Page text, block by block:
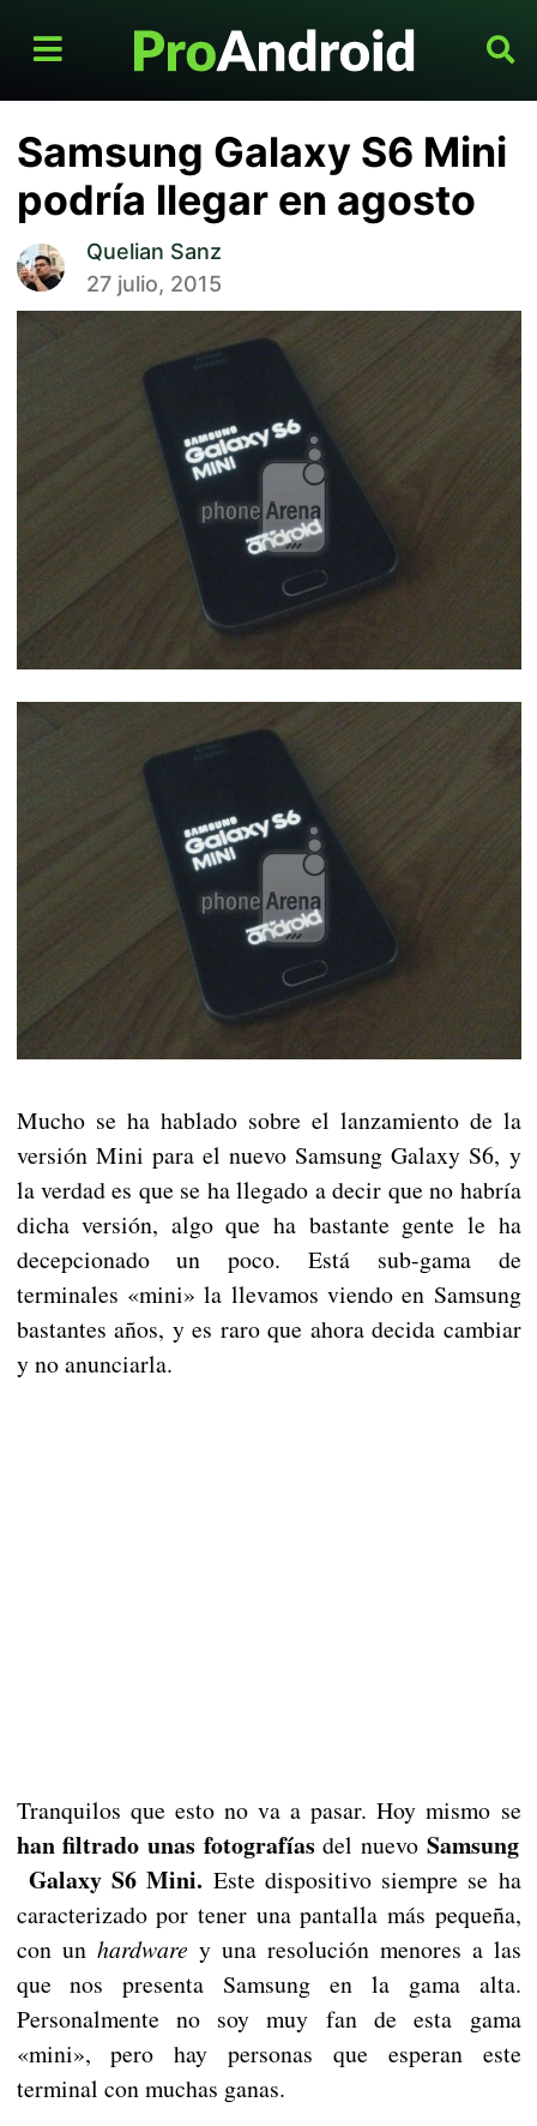
Samsung Galaxy S6 Mini
podría llegar en agosto
Quelian Sanz
27 julio, 2015
Mucho se ha hablado sobre el lanzamiento de la
versión Mini para el nuevo Samsung Galaxy S6, y
la verdad es que se ha llegado a decir que no habría
dicha versión, algo que ha bastante gente le ha
decepcionado un poco. Está sub-gama de
terminales «mini» la llevamos viendo en Samsung
bastantes años, y es raro que ahora decida cambiar
y no anunciarla.
Tranquilos que esto no va a pasar. Hoy mismo se
han filtrado unas fotografías del nuevo Samsung
Galaxy S6 Mini. Este dispositivo siempre se ha
caracterizado por tener una pantalla más pequeña,
con un hardware y una resolución menores a las
que nos presenta Samsung en la gama alta.
Personalmente no soy muy fan de esta gama
«mini», pero hay personas que esperan este
terminal con muchas ganas.